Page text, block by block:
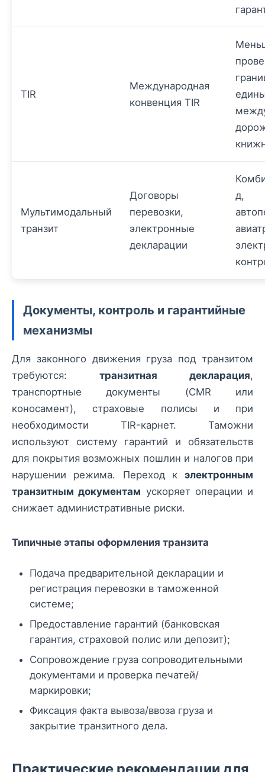
TIR
Международная
конвенция TIR
Мультимодальный
транзит
Договоры
перевозки,
электронные
декларации
д,
Документы, контроль и гарантийные
механизмы
Для законного движения груза под транзитом
требуются: транзитная декларация,
транспортные документы (CMR или
коносамент), страховые полисы и при
необходимости TIR-карнет. Таможни
используют систему гарантий и обязательств
для покрытия возможных пошлин и налогов при
нарушении режима. Переход к электронным
транзитным документам ускоряет операции и
снижает административные риски.
Типичные этапы оформления транзита
Подача предварительной декларации и
регистрация перевозки в таможенной
системе;
Предоставление гарантий (банковская
гарантия, страховой полис или депозит);
Сопровождение груза сопроводительными
документами и проверка печатей/
маркировки;
Фиксация факта вывоза/ввоза груза и
закрытие транзитного дела.